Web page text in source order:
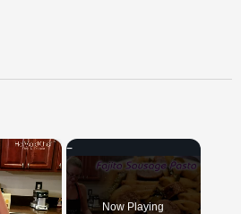
×
Now Playing